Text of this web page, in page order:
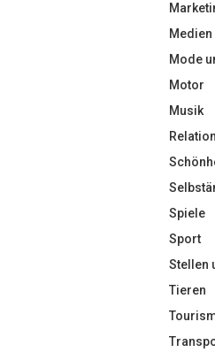
Medien
Mode
Motor
Musik
Relation
Spiele
Sport
Stellen
Tieren